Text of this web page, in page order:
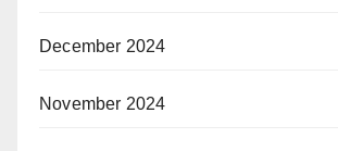
December 2024
November 2024